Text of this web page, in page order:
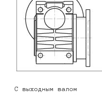
С выходным валом